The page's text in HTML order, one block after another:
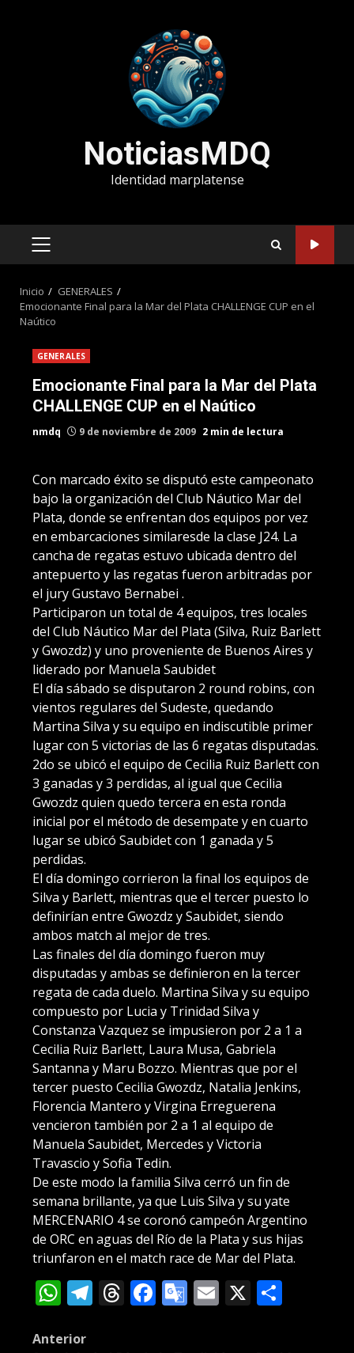
NoticiasMDQ
Identidad marplatense
MENÚ
Inicio
GENERALES
Emocionante Final para la Mar del Plata CHALLENGE CUP en el
Naútico
GENERALES
Emocionante Final para la Mar del Plata
CHALLENGE CUP en el Naútico
nmdq 9 de noviembre de 2009 2 min de lectura
Con marcado éxito se disputó este campeonato
bajo la organización del Club Náutico Mar del
Plata, donde se enfrentan dos equipos por vez
en embarcaciones similaresde la clase J24. La
cancha de regatas estuvo ubicada dentro del
antepuerto y las regatas fueron arbitradas por
el jury Gustavo Bernabei .
Participaron un total de 4 equipos, tres locales
del Club Náutico Mar del Plata (Silva, Ruiz Barlett
y Gwozdz) y uno proveniente de Buenos Aires y
liderado por Manuela Saubidet
El día sábado se disputaron 2 round robins, con
vientos regulares del Sudeste, quedando
Martina Silva y su equipo en indiscutible primer
lugar con 5 victorias de las 6 regatas disputadas.
2do se ubicó el equipo de Cecilia Ruiz Barlett con
3 ganadas y 3 perdidas, al igual que Cecilia
Gwozdz quien quedo tercera en esta ronda
inicial por el método de desempate y en cuarto
lugar se ubicó Saubidet con 1 ganada y 5
perdidas.
El día domingo corrieron la final los equipos de
Silva y Barlett, mientras que el tercer puesto lo
definirían entre Gwozdz y Saubidet, siendo
ambos match al mejor de tres.
Las finales del día domingo fueron muy
disputadas y ambas se definieron en la tercer
regata de cada duelo. Martina Silva y su equipo
compuesto por Lucia y Trinidad Silva y
Constanza Vazquez se impusieron por 2 a 1 a
Cecilia Ruiz Barlett, Laura Musa, Gabriela
Santanna y Maru Bozzo. Mientras que por el
tercer puesto Cecilia Gwozdz, Natalia Jenkins,
Florencia Mantero y Virgina Erreguerena
vencieron también por 2 a 1 al equipo de
Manuela Saubidet, Mercedes y Victoria
Travascio y Sofia Tedin.
De este modo la familia Silva cerró un fin de
semana brillante, ya que Luis Silva y su yate
MERCENARIO 4 se coronó campeón Argentino
de ORC en aguas del Río de la Plata y sus hijas
triunfaron en el match race de Mar del Plata.
WhatsApp
Telegram
Threads
Facebook
Google
Email
X
Post
Anterior